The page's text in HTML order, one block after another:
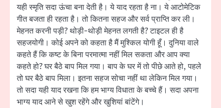
यही स्मृति सदा ऊंचा बना देती है। ये याद रहता है ना। ये आटोमेटिक
गीत बजता ही रहता है। तो कितना सहज और सर्व प्राप्ति कर ली।
मेहनत करनी पड़ी? थोड़ी-थोड़ी मेहनत लगती है? टाइटल ही है
सहजयोगी। कोई अपने को कहता है मैं मुश्किल योगी हूँ। दुनिया वाले
कहते हैं कि कष्ट के बिना परमात्मा नहीं मिल सकता और आप क्या
कहते हो? घर बैठे बाप मिल गया। बाप के घर में तो पीछे आते हो, पहले
तो घर बैठे बाप मिला। इतना सहज सोचा नहीं था लेकिन मिल गया।
तो सदा यही याद रखना कि हम भाग्य विधाता के बच्चे हैं। सदा अपना
भाग्य याद आने से खुश रहेंगे और खुशियां बांटेंगे।